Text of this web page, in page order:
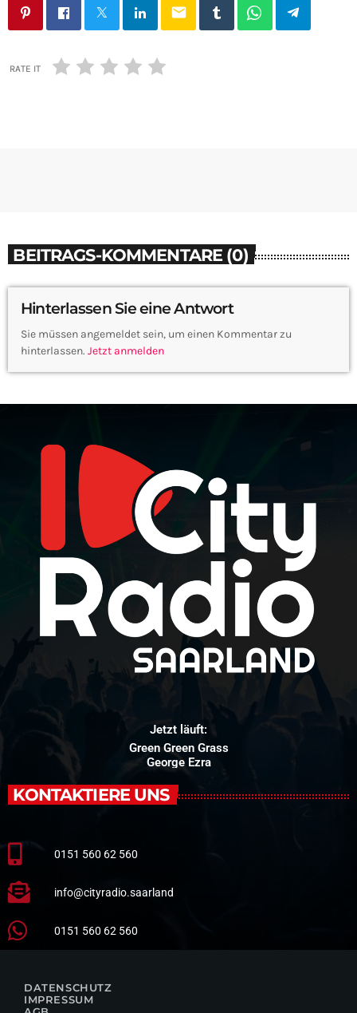
email
RATE IT
BEITRAGS-KOMMENTARE (0)
Hinterlassen Sie eine Antwort
Sie müssen angemeldet sein, um einen Kommentar zu
hinterlassen. Jetzt anmelden
Jetzt läuft:
Green Green Grass
George Ezra
KONTAKTIERE UNS
0151 560 62 560
info@cityradio.saarland
0151 560 62 560
DATENSCHUTZ
IMPRESSUM